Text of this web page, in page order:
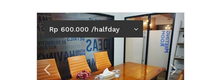
Previous Next2
Rp 600.000 /halfday